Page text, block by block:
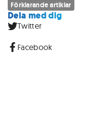
Förklarande artiklar
Dela med dig
Twitter
Facebook